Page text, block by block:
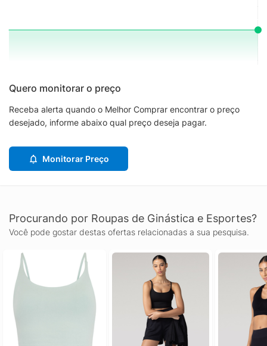
Quero monitorar o preço
Receba alerta quando o Melhor Comprar encontrar o preço
desejado, informe abaixo qual preço deseja pagar.
Monitorar Preço
Procurando por Roupas de Ginástica e Esportes?
Você pode gostar destas ofertas relacionadas a sua pesquisa.